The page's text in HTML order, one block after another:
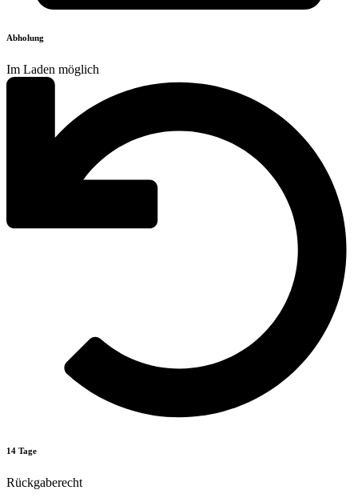
Abholung
Im Laden möglich
14 Tage
Rückgaberecht